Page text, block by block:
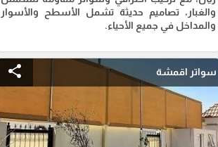
والغبار، تصاميم حديثة تشمل الأسطح والأسوار
والمداخل في جميع الأحياء.
share سواتر اقمشة